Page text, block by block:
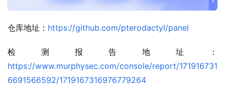
仓库地址： https://github.com/pterodactyl/panel
检测报告地址：
https://www.murphysec.com/console/report/171916731
6691566592/1719167316976779264